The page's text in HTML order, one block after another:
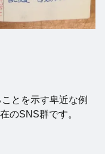
とを示す卑近な例
のSNS群です。